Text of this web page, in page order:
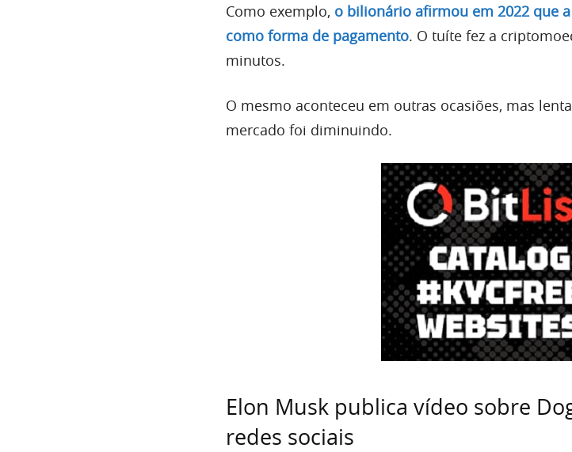
Como exemplo, o bilionário afirmou em 2022 que
como forma de pagamento. O tuíte fez a
minutos.
O mesmo aconteceu em outras ocasiões, mas
mercado foi diminuindo.
Elon Musk publica vídeo sobre
redes sociais